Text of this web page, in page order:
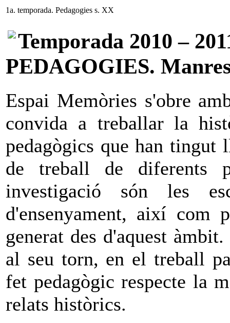
1a. temporada. Pedagogies s. XX
Temporada 2010 –
PEDAGOGIES.
Espai Memòries s'obre
convida a treballar la
pedagògics que han
de treball de diferents
investigació són les
d'ensenyament, així com
generat des d'aquest
al seu torn, en el treball
fet pedagògic respecte la
relats històrics.